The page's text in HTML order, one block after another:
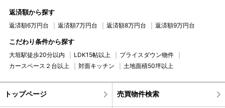
返済額から探す
返済額6万円台 返済額7万円台 返済額8万円台 返済額9万円台
こだわり条件から探す
大垣駅徒歩20分以内 LDK15帖以上
プライスダウン物件
カースペース２台以上
対面キッチン 土地面積50坪以上
トップページ 売買物件検索